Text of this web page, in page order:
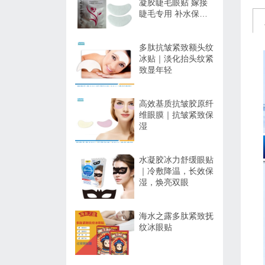
凝胶睫毛眼贴 嫁接
睫毛专用 补水保湿
多肽抗皱紧致额头纹
冰贴｜淡化抬头纹紧
致显年轻
高效基质抗皱胶原纤
维眼膜｜抗皱紧致保
湿
水凝胶冰力舒缓眼贴
｜冷敷降温，长效保
湿，焕亮双眼
海水之露多肽紧致抚
纹冰眼贴